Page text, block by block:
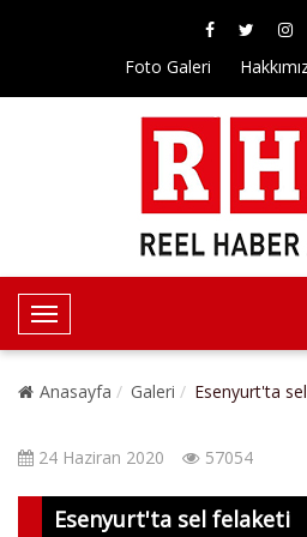
Foto Galeri
T
o
g
e
N
Anasayfa Galeri Esenyurt'ta
24 Haziran 2020 57054
Esenyurt'ta sel felaketi